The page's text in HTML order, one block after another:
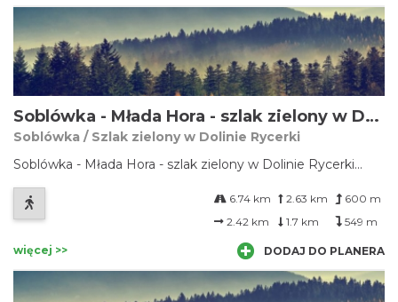
Soblówka - Młada Hora - szlak zielony w Dolinie Rycerki
Soblówka / Szlak zielony w Dolinie Rycerki
Soblówka - Młada Hora - szlak zielony w Dolinie Rycerki...
6.74 km 2.63 km
600 m
2.42 km
1.7 km 549 m
więcej >> DODAJ DO PLANERA